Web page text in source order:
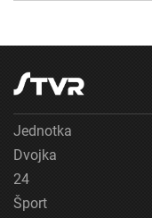
Jednotka
Dvojka
24
Šport